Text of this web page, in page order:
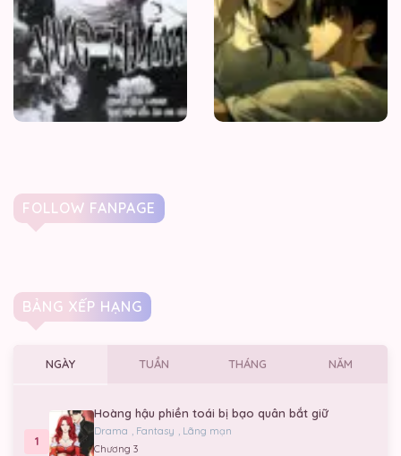
FOLLOW FANPAGE
BẢNG XẾP HẠNG
NGÀY TUẦN THÁNG NĂM
1
Hoàng hậu phiền toái bị bạo quân bắt giữ
Drama Fantasy
Lãng mạn
Chương 3